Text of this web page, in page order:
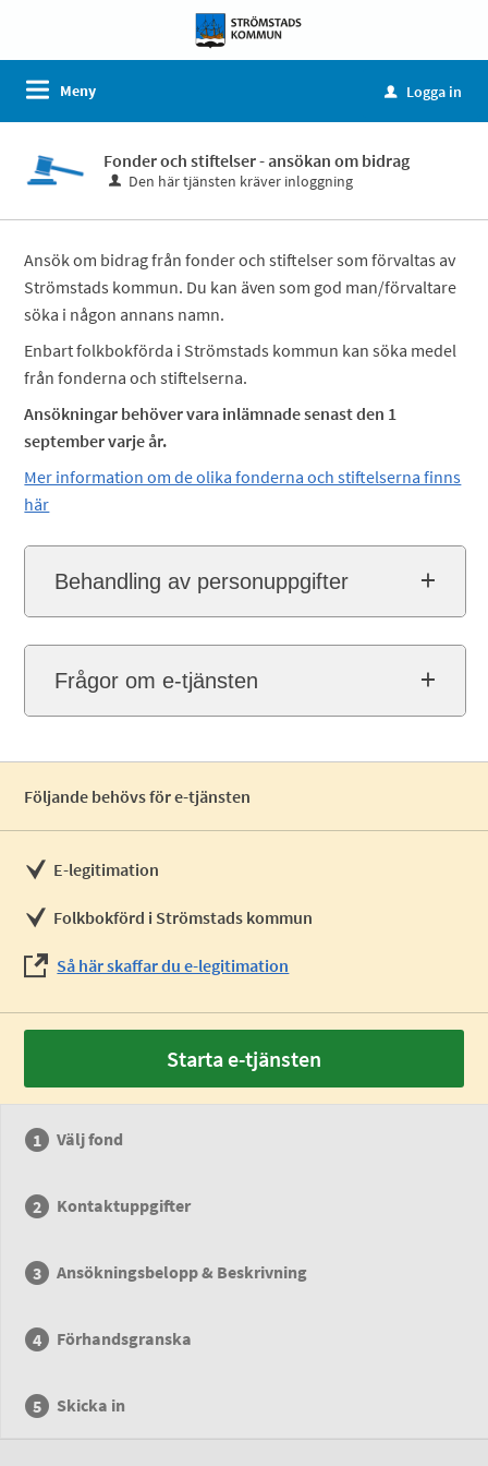
Meny u Logga in
Fonder och stiftelser - ansökan om bidrag
Den här tjänsten kräver inloggning
Ansök om bidrag från fonder och stiftelser som förvaltas av
Strömstads kommun. Du kan även som god man/förvaltare
söka i någon annans namn.
Enbart folkbokförda i Strömstads kommun kan söka medel
från fonderna och stiftelserna.
Ansökningar behöver vara inlämnade senast den 1
september varje år.
Mer information om de olika fonderna och stiftelserna finns
här
Behandling av personuppgifter
Frågor om e-tjänsten
Följande behövs för e-tjänsten
E-legitimation
Folkbokförd i Strömstads kommun
Så här skaffar du e-legitimation
Starta e-tjänsten
Välj fond
Kontaktuppgifter
Ansökningsbelopp & Beskrivning
Förhandsgranska
Skicka in